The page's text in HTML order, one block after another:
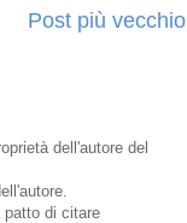
Post più vecchio
dell'autore del
patto di citare